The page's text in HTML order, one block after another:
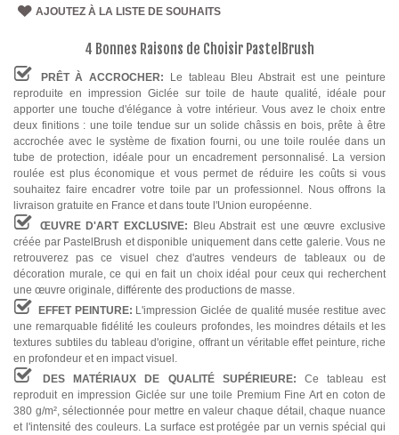
AJOUTEZ À LA LISTE DE SOUHAITS
4 Bonnes Raisons de Choisir PastelBrush
PRÊT À ACCROCHER:
Le tableau Bleu Abstrait est une peinture
reproduite en impression Giclée sur toile de haute qualité, idéale pour
apporter une touche d'élégance à votre intérieur. Vous avez le choix entre
deux finitions : une toile tendue sur un solide châssis en bois, prête à être
accrochée avec le système de fixation fourni, ou une toile roulée dans un
tube de protection, idéale pour un encadrement personnalisé. La version
roulée est plus économique et vous permet de réduire les coûts si vous
souhaitez faire encadrer votre toile par un professionnel. Nous offrons la
livraison gratuite en France et dans toute l'Union européenne.
ŒUVRE D'ART EXCLUSIVE:
Bleu Abstrait est une œuvre exclusive
créée par PastelBrush et disponible uniquement dans cette galerie. Vous ne
retrouverez pas ce visuel chez d'autres vendeurs de tableaux ou de
décoration murale, ce qui en fait un choix idéal pour ceux qui recherchent
une œuvre originale, différente des productions de masse.
EFFET PEINTURE: L'impression Giclée de qualité musée restitue avec
une remarquable fidélité les couleurs profondes, les moindres détails et les
textures subtiles du tableau d'origine, offrant un véritable effet peinture, riche
en profondeur et en impact visuel.
DES MATÉRIAUX DE QUALITÉ SUPÉRIEURE: Ce tableau est
reproduit en impression Giclée sur une toile Premium Fine Art en coton de
380 g/m², sélectionnée pour mettre en valeur chaque détail, chaque nuance
et l'intensité des couleurs. La surface est protégée par un vernis spécial qui